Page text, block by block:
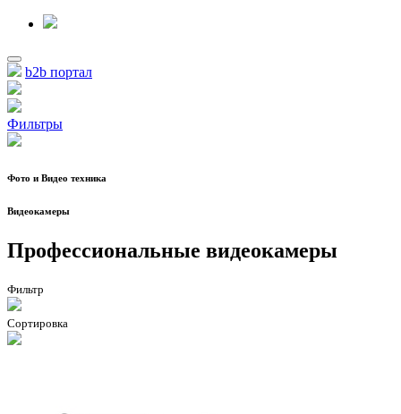
b2b портал
Фильтры
Фото и Видео техника
Видеокамеры
Профессиональные видеокамеры
Фильтр
Сортировка